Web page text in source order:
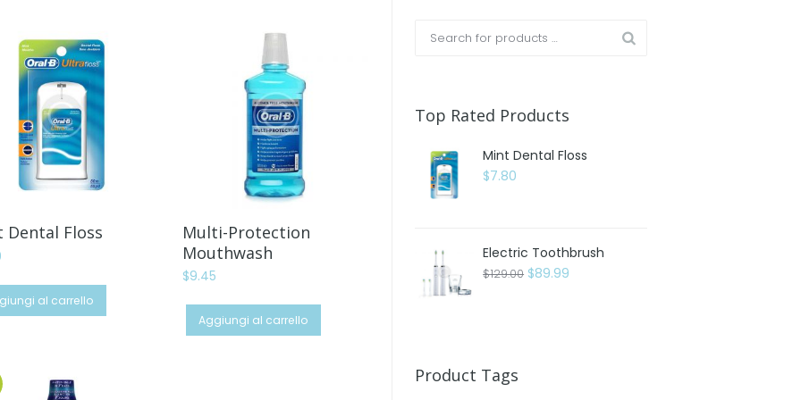
Dental Floss
al carrello
Multi-Protection
Mouthwash
$9.45
Aggiungi al carrello
Top Rated Products
Mint Dental Floss
$7.80
Electric Toothbrush
$129.00 Il
$89.99
Product Tags